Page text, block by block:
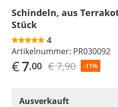
Schindeln, aus
Stück
4
Artikelnummer: PR030092
€7,00 € 7,90 -11%
Ausverkauft